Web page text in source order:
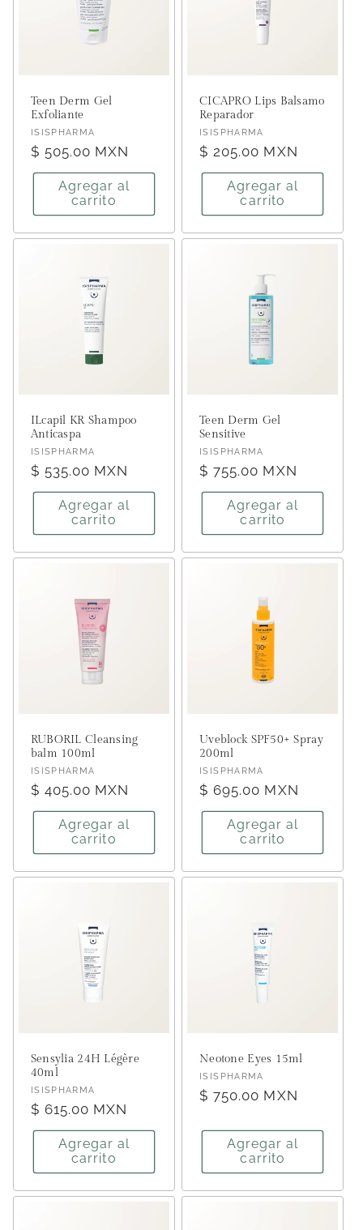
Teen Derm Gel
Exfoliante
Proveedor:
ISISPHARMA
Precio
habitual
$ 505.00 MXN
Agregar al
carrito
CICAPRO Lips Balsamo
Reparador
Proveedor:
ISISPHARMA
Precio
habitual
$ 205.00 MXN
Agregar al
carrito
ILcapil KR Shampoo
Anticaspa
Proveedor:
ISISPHARMA
Precio
habitual
$ 535.00 MXN
Agregar al
carrito
Teen Derm Gel
Sensitive
Proveedor:
ISISPHARMA
Precio
habitual
$ 755.00 MXN
Agregar al
carrito
RUBORIL Cleansing
balm 100ml
Proveedor:
ISISPHARMA
Precio
habitual
$ 405.00 MXN
Agregar al
carrito
Uveblock SPF50+ Spray
200ml
Proveedor:
ISISPHARMA
Precio
habitual
$ 695.00 MXN
Agregar al
carrito
Sensylia 24H Légère
40ml
Proveedor:
ISISPHARMA
Precio
habitual
$ 615.00 MXN
Agregar al
carrito
Neotone Eyes 15ml
Proveedor:
ISISPHARMA
Precio
$ 750.00 MXN
Agregar al
carrito